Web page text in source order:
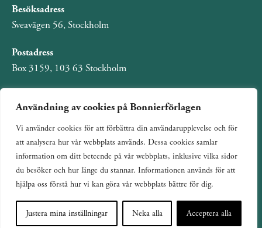
Användning av cookies på Bonnierförlagen
Vi använder cookies för att förbättra din användarupplevelse och för
att analysera hur vår webbplats används. Dessa cookies samlar
information om ditt beteende på vår webbplats, inklusive vilka sidor
du besöker och hur länge du stannar. Informationen används för att
hjälpa oss förstå hur vi kan göra vår webbplats bättre för dig.
Justera mina inställningar Neka alla Acceptera alla
Besöksadress
Sveavägen 56, Stockholm
Postadress
Box 3159, 103 63 Stockholm
Om Bonnierförlagen
Cookies
Integritetspolicy